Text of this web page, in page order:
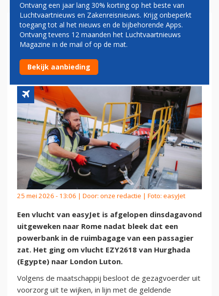
EASYJET-VLUCHT WIJKT UIT
NAAR ROME OM POWERBANK
IN RUIMBAGAGE
25 mei 2026 - 13:06 | Door: onze redactie | Foto: easyJet
Een vlucht van easyJet is afgelopen dinsdagavond
uitgeweken naar Rome nadat bleek dat een
powerbank in de ruimbagage van een passagier
zat. Het ging om vlucht EZY2618 van Hurghada
(Egypte) naar London Luton.
Volgens de maatschappij besloot de gezagvoerder uit
voorzorg uit te wijken, in lijn met de geldende
Ontvang een jaar lang 30% korting op het beste van
Luchtvaartnieuws en Zakenreisnieuws. Krijg onbeperkt
toegang tot al het nieuws en de bijbehorende Apps.
Ontvang tevens 12 maanden het Luchtvaartnieuws
Magazine in de mail of op de mat.
Bekijk aanbieding